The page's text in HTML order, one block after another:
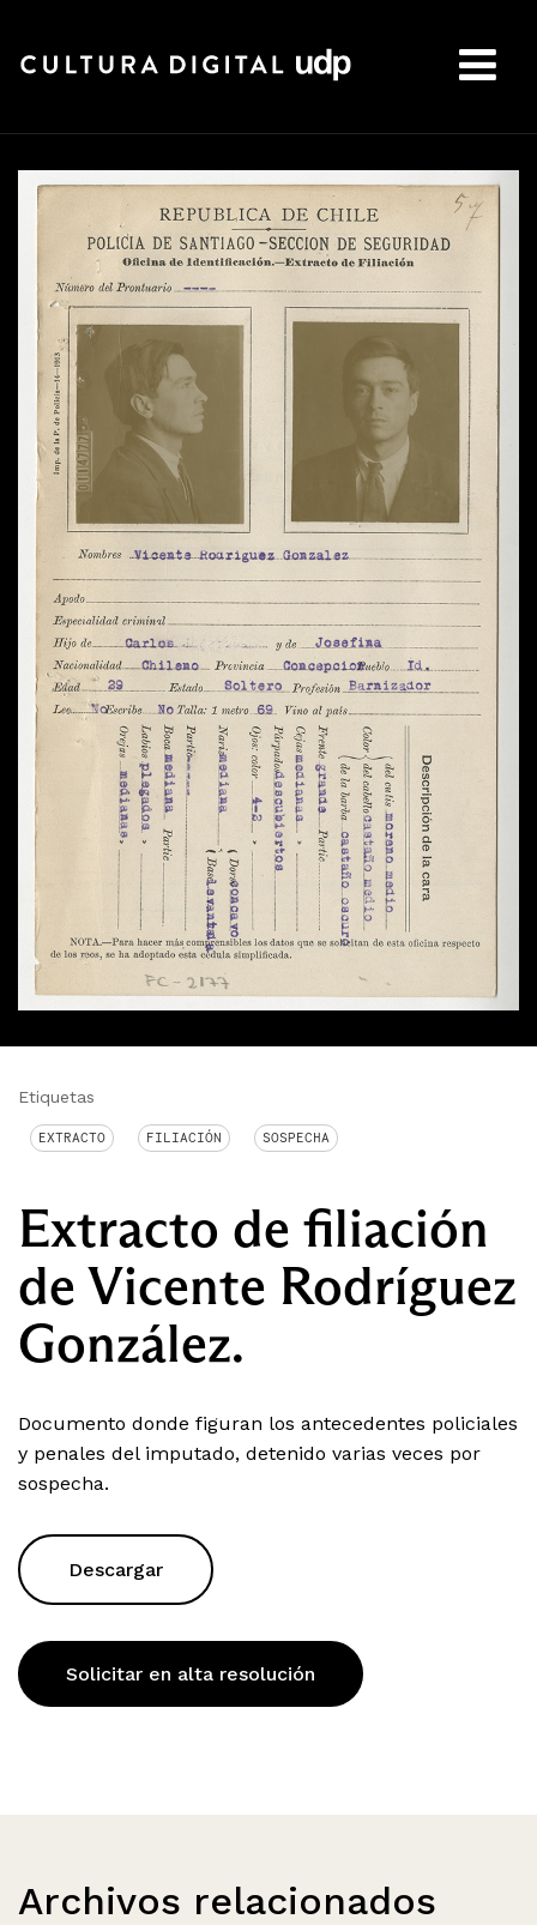
Etiquetas
EXTRACTO FILIACIÓN SOSPECHA
Extracto de filiación
de Vicente Rodríguez
González.
Documento donde figuran los antecedentes policiales
y penales del imputado, detenido varias veces por
sospecha.
Descargar
Solicitar en alta resolución
Archivos relacionados